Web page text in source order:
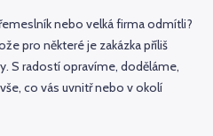
nebo velká firma odmítli?
pro některé je zakázka příliš
S radostí opravíme, doděláme,
co vás uvnitř nebo v okolí